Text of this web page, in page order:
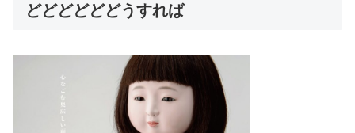
どどどどどどうすれば